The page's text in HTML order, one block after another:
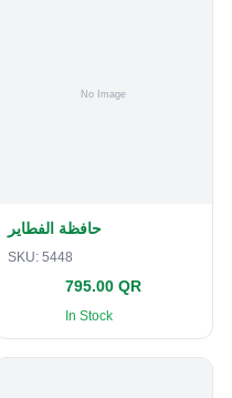
حافظة الفطاير
SKU: 5448
795.00 QR
In Stock